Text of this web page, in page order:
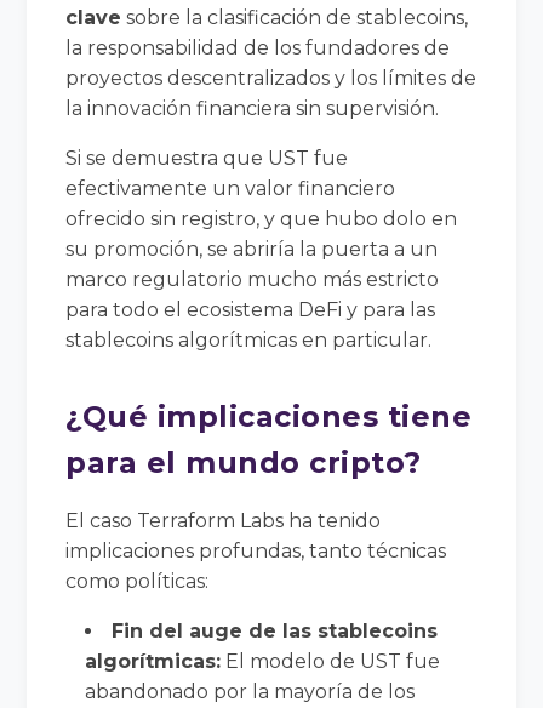
clave sobre la clasificación de stablecoins,
la responsabilidad de los fundadores de
proyectos descentralizados y los límites de
la innovación financiera sin supervisión.
Si se demuestra que UST fue
efectivamente un valor financiero
ofrecido sin registro, y que hubo dolo en
su promoción, se abriría la puerta a un
marco regulatorio mucho más estricto
para todo el ecosistema DeFi y para las
stablecoins algorítmicas en particular.
¿Qué implicaciones tiene
para el mundo cripto?
El caso Terraform Labs ha tenido
implicaciones profundas, tanto técnicas
como políticas:
Fin del auge de las stablecoins
algorítmicas: El modelo de UST fue
abandonado por la mayoría de los